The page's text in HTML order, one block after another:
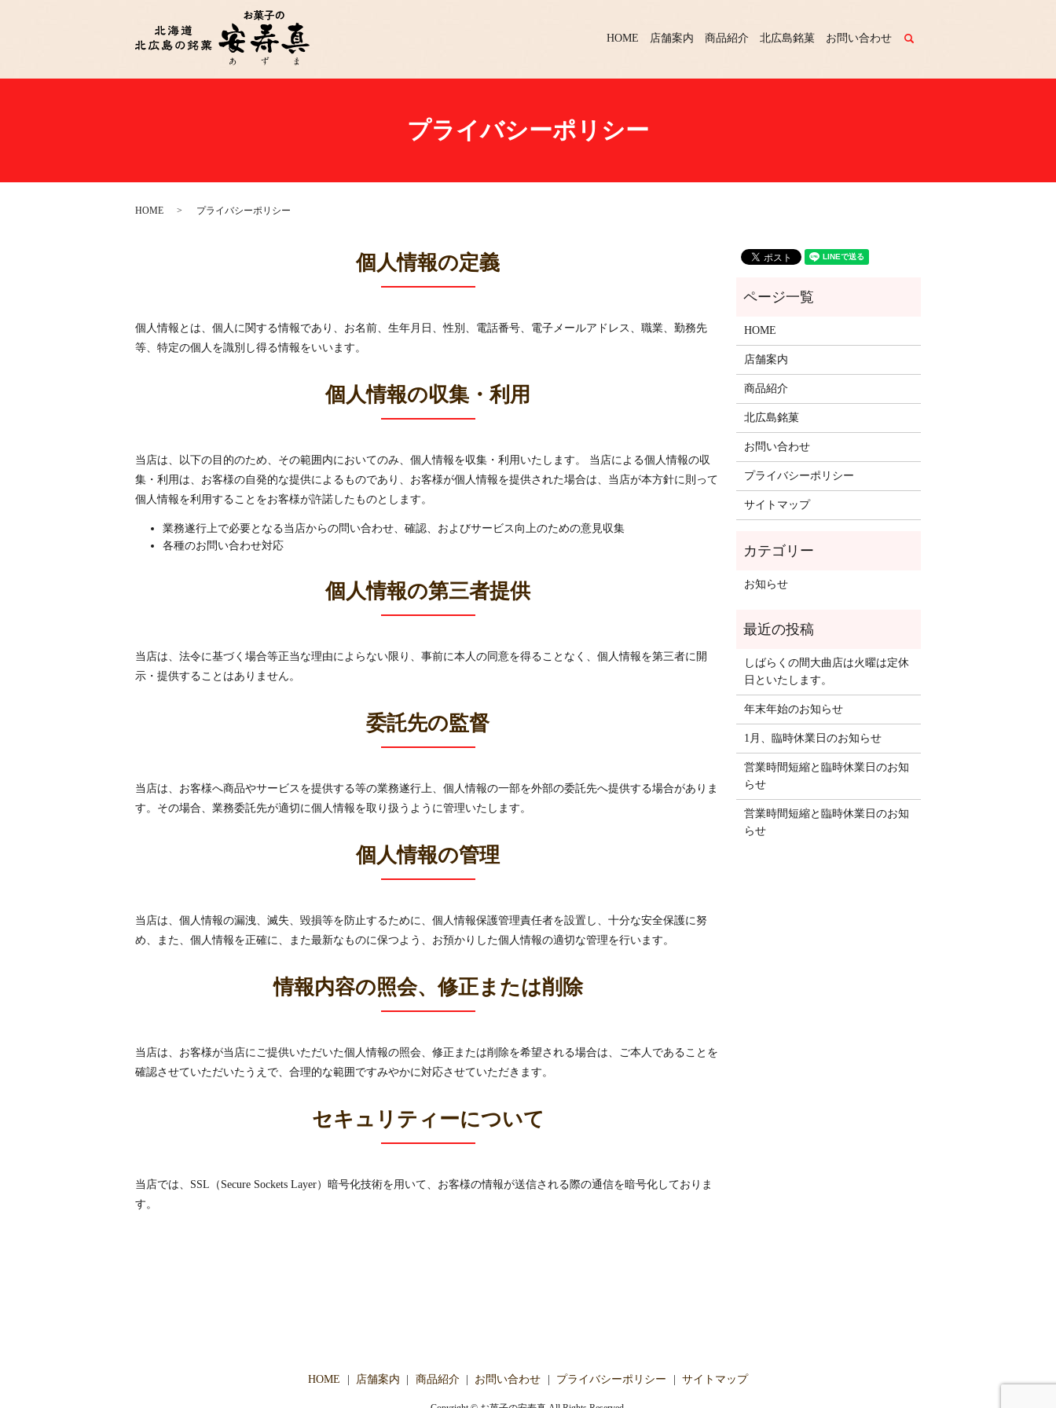
HOME 店舗案内 商品紹介 北広島銘菓 お問い合わせ
プライバシーポリシー
HOME プライバシーポリシー
個人情報の定義
個人情報とは、個人に関する情報であり、お名前、生年月日、性別、電話番号、電子メールアドレス、職業、勤務先
等、特定の個人を識別し得る情報をいいます。
個人情報の収集・利用
当店は、以下の目的のため、その範囲内においてのみ、個人情報を収集・利用いたします。 当店による個人情報の収
集・利用は、お客様の自発的な提供によるものであり、お客様が個人情報を提供された場合は、当店が本方針に則って
個人情報を利用することをお客様が許諾したものとします。
業務遂行上で必要となる当店からの問い合わせ、確認、およびサービス向上のための意見収集
各種のお問い合わせ対応
個人情報の第三者提供
当店は、法令に基づく場合等正当な理由によらない限り、事前に本人の同意を得ることなく、個人情報を第三者に開
示・提供することはありません。
委託先の監督
当店は、お客様へ商品やサービスを提供する等の業務遂行上、個人情報の一部を外部の委託先へ提供する場合がありま
す。その場合、業務委託先が適切に個人情報を取り扱うように管理いたします。
個人情報の管理
当店は、個人情報の漏洩、滅失、毀損等を防止するために、個人情報保護管理責任者を設置し、十分な安全保護に努
め、また、個人情報を正確に、また最新なものに保つよう、お預かりした個人情報の適切な管理を行います。
情報内容の照会、修正または削除
当店は、お客様が当店にご提供いただいた個人情報の照会、修正または削除を希望される場合は、ご本人であることを
確認させていただいたうえで、合理的な範囲ですみやかに対応させていただきます。
セキュリティーについて
当店では、SSL（Secure Sockets Layer）暗号化技術を用いて、お客様の情報が送信される際の通信を暗号化しておりま
す。
HOME
店舗案内
商品紹介
北広島銘菓
お問い合わせ
プライバシーポリシー
サイトマップ
お知らせ
しばらくの間大曲店は火曜は定休
日といたします。
年末年始のお知らせ
1月、臨時休業日のお知らせ
営業時間短縮と臨時休業日のお知
らせ
営業時間短縮と臨時休業日のお知
らせ
HOME 店舗案内 商品紹介 お問い合わせ プライバシーポリシー サイトマップ